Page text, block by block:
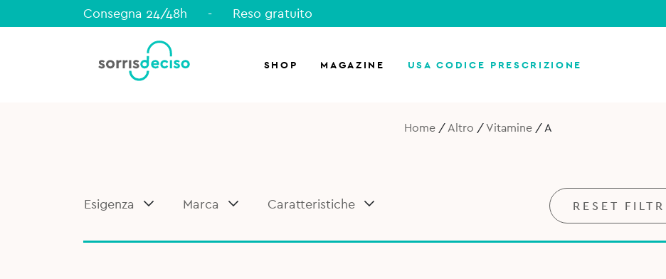
Consegna 24/48h - Reso gratuito
SHOP MAGAZINE USA CODICE PRESCRIZIONE
Home / Altro / Vitamine / A
Esigenza Marca Caratteristiche RESET FILTRI